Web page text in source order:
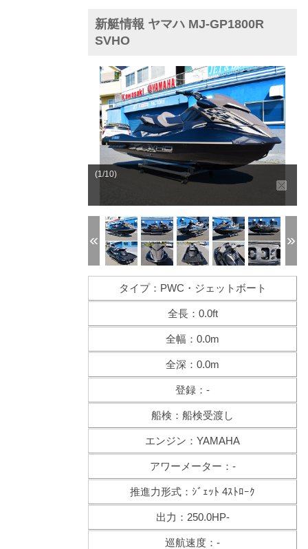
新艇情報 ヤマハ MJ-GP1800R
SVHO
(1/10)
タイプ：PWC・ジェットボート
全長：0.0ft
全幅：0.0m
全深：0.0m
登録：-
船検：船検受渡し
エンジン：YAMAHA
アワーメーター：-
推進力形式：ｼﾞｪｯﾄ 4ｽﾄﾛｰｸ
出力：250.0HP-
巡航速度：-